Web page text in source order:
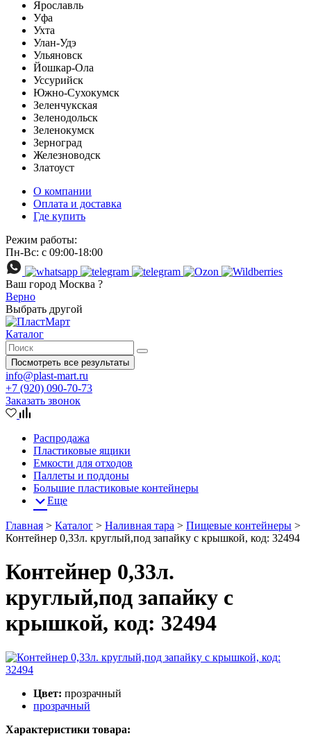
Ярославль
Уфа
Ухта
Улан-Удэ
Ульяновск
Йошкар-Ола
Уссурийск
Южно-Сухокумск
Зеленчукская
Зеленодольск
Зеленокумск
Зерноград
Железноводск
Златоуст
О компании
Оплата и доставка
Где купить
Режим работы:
Пн-Вс: с 09:00-18:00
Ваш город Москва ?
Верно
Выбрать другой
Каталог
Посмотреть все результаты
info@plast-mart.ru
+7 (920) 090-70-73
Заказать звонок
Распродажа
Пластиковые ящики
Емкости для отходов
Паллеты и поддоны
Большие пластиковые контейнеры
Еще
Главная > Каталог > Наливная тара > Пищевые контейнеры >
Контейнер 0,33л. круглый,под запайку с крышкой, код: 32494
Контейнер 0,33л.
круглый,под запайку с
крышкой, код: 32494
Цвет: прозрачный
прозрачный
Характеристики товара: